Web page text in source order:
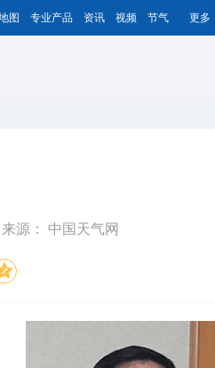
图 专业产品 资讯 视频 节气 更多
来源： 中国天气网